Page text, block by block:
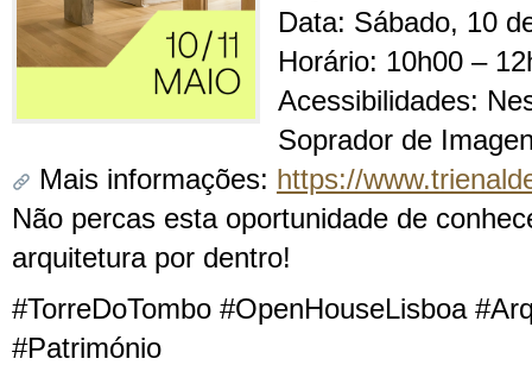
Data: Sábado, 10
Horário: 10h00 –
Acessibilidades:
Soprador de
Mais informações: https://
Não percas esta oportunidade de
arquitetura por dentro!
#TorreDoTombo #OpenHouseLisboa
#Património